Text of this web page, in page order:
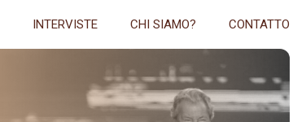
INTERVISTE CHI SIAMO? CONTATTO